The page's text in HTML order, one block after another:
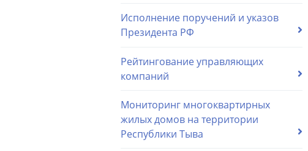
Исполнение поручений и указов
Президента РФ
Рейтингование управляющих
компаний
Мониторинг многоквартирных
жилых домов на территории
Республики Тыва